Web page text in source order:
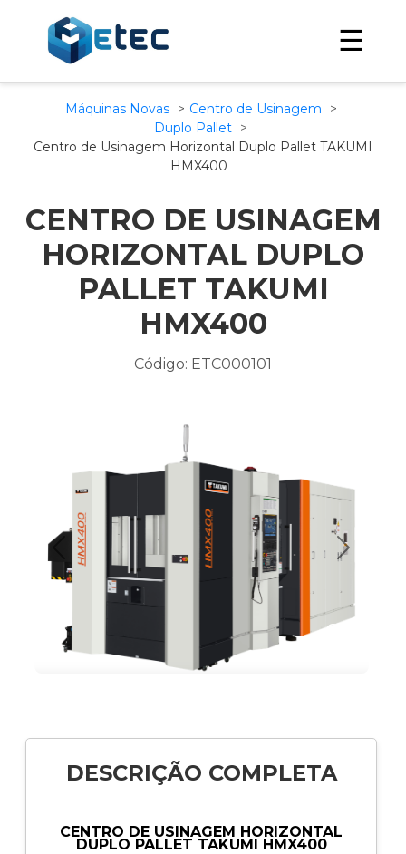
☰
Máquinas Novas
Centro de Usinagem
Duplo Pallet
Centro de Usinagem Horizontal Duplo Pallet TAKUMI
HMX400
CENTRO DE USINAGEM
HORIZONTAL DUPLO
PALLET TAKUMI
HMX400
Código: ETC000101
🔍
Anterior Próximo
DESCRIÇÃO COMPLETA
CENTRO DE USINAGEM HORIZONTAL
DUPLO PALLET TAKUMI HMX400